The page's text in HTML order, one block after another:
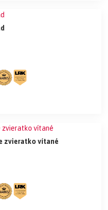
zvieratko vítané